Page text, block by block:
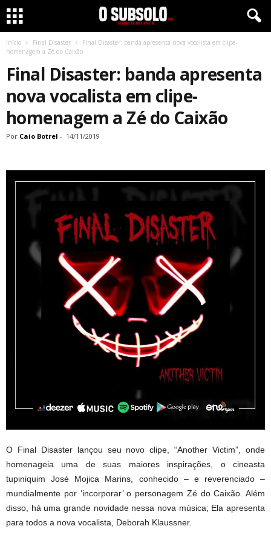
Início Final Disaster
Final Disaster: banda apresenta nova vocalista em clipe-
homenagem a Zé do Caixão
Final Disaster: banda apresenta
nova vocalista em clipe-
homenagem a Zé do Caixão
Por Caio Botrel - 14/11/2019
O Final Disaster lançou seu novo clipe, “Another Victim”, onde
homenageia uma de suas maiores inspirações, o cineasta
tupiniquim José Mojica Marins, conhecido – e reverenciado –
mundialmente por ‘incorporar’ o personagem Zé do Caixão. Além
disso, há uma grande novidade nessa nova música; Ela apresenta
para todos a nova vocalista, Deborah Klaussner.